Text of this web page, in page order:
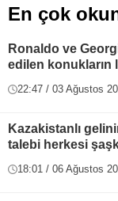
En çok
Ronaldo ve
edilen konukların
22:47 / 03 Ağustos
Kazakistanlı
talebi herkesi
18:01 / 06 Ağustos